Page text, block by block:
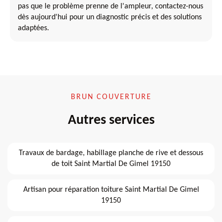
pas que le problème prenne de l'ampleur, contactez-nous
dès aujourd'hui pour un diagnostic précis et des solutions
adaptées.
BRUN COUVERTURE
Autres services
Travaux de bardage, habillage planche de rive et dessous
de toit Saint Martial De Gimel 19150
Artisan pour réparation toiture Saint Martial De Gimel
19150